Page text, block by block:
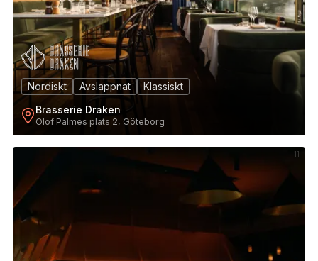
Nordiskt Avslappnat
Klassiskt
Brasserie Draken
Olof Palmes plats 2, Göteborg
11